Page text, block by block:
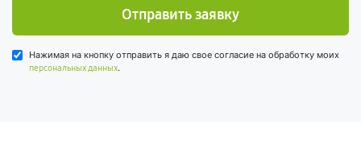
Отправить заявку
Нажимая на кнопку отправить я даю свое согласие на обработку моих
персональных данных.